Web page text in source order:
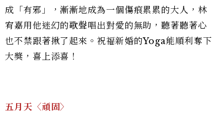
成「有邪」，漸漸地成為一個傷痕累累的大人，林
宥嘉用他迷幻的歌聲唱出對愛的無助，聽著聽著心
也不禁跟著揪了起來。祝福新婚的Yoga能順利奪下
大獎，喜上添喜！
五月天〈頑固〉